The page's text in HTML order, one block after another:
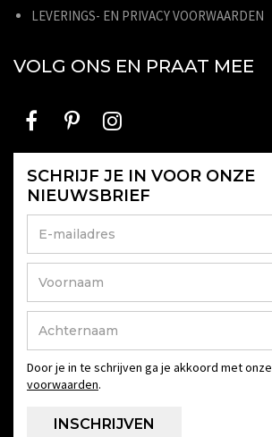
LEVERINGS- EN PRIVACY VOORWAARDEN
VOLG ONS EN PRAAT MEE
SCHRIJF JE IN VOOR ONZE
NIEUWSBRIEF
Door je in te schrijven ga je akkoord met onze
voorwaarden.